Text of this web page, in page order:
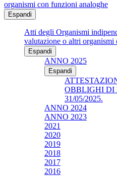
organismi con funzioni analoghe
Espandi
Atti degli Organismi
valutazione o altri
Espandi
ANNO 2025
Espandi
OBBLIGHI DI
31/05/2025.
ANNO 2024
ANNO 2023
2021
2020
2019
2018
2017
2016